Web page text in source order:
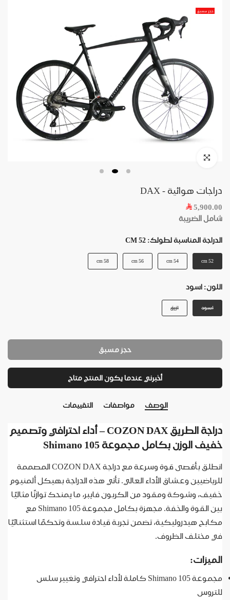
حجز مسبق
دراجات هوائية - DAX
5,900.00
شامل الضريبة
الدراجة المناسبة لطولك: 52 CM
52 cm
54 cm
56 cm
58 cm
اللون: اسود
اسود ازرق
حجز مسبق
أخبرني عندما يكون المنتج متاح
الوصف مواصفات التقييمات
دراجة الطريق COZON DAX – أداء احترافي وتصميم
خفيف الوزن بكامل مجموعة Shimano 105
انطلق بأقصى قوة وسرعة مع دراجة COZON DAX المصممة
للرياضيين وعشاق الأداء العالي. تأتي هذه الدراجة بهيكل ألمنيوم
خفيف، وشوكة ومقود من الكربون فايبر، ما يمنحك توازنًا مثاليًا
بين القوة والخفة. مجهزة بكامل مجموعة Shimano 105 مع
مكابح هيدروليكية، تضمن تجربة قيادة سلسة وتحكمًا استثنائيًا
في مختلف الظروف.
الميزات:
مجموعة Shimano 105 كاملة لأداء احترافي وتغيير سلس
للتروس